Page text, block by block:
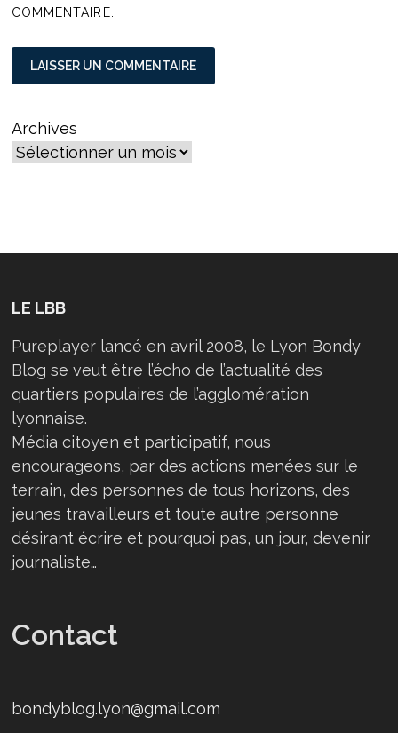
COMMENTAIRE.
Archives
LE LBB
Pureplayer lancé en avril 2008, le Lyon Bondy
Blog se veut être l’écho de l’actualité des
quartiers populaires de l’agglomération
lyonnaise.
Média citoyen et participatif, nous
encourageons, par des actions menées sur le
terrain, des personnes de tous horizons, des
jeunes travailleurs et toute autre personne
désirant écrire et pourquoi pas, un jour, devenir
journaliste…
Contact
bondyblog.lyon@gmail.com